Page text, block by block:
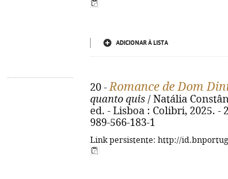
ADICIONAR À LISTA
20 -Romance de Dom
quanto quis / Natália
ed. - Lisboa : Colibri, 2025. -
989-566-183-1
Link persistente: http://